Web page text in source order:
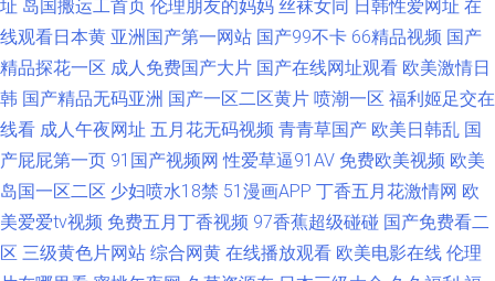
址 岛国搬运工首页 伦理朋友的妈妈 丝袜女同 日韩性爱网址 在
线观看日本黄 亚洲国产第一网站 国产99不卡 66精品视频 国产
精品探花一区 成人免费国产大片 国产在线网址观看 欧美激情日
韩 国产精品无码亚洲 国产一区二区黄片 喷潮一区 福利姬足交在
线看 成人午夜网址 五月花无码视频 青青草国产 欧美日韩乱 国
产屁屁第一页 91国产视频网 性爱草逼91AV 免费欧美视频 欧美
岛国一区二区 少妇喷水18禁 51漫画APP 丁香五月花激情网 欧
美爱爱tv视频 免费五月丁香视频 97香蕉超级碰碰 国产免费看二
区 三级黄色片网站 综合网黄 在线播放观看 欧美电影在线 伦理